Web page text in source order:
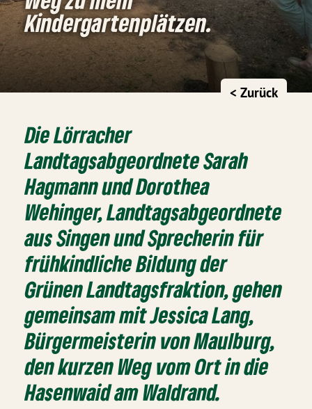
Kindergartenplätzen.
< Zurück
Die Lörracher
Landtagsabgeordnete Sarah
Hagmann und Dorothea
Wehinger, Landtagsabgeordnete
aus Singen und Sprecherin für
frühkindliche Bildung der
Grünen Landtagsfraktion, gehen
gemeinsam mit Jessica Lang,
Bürgermeisterin von Maulburg,
den kurzen Weg vom Ort in die
Hasenwaid am Waldrand.